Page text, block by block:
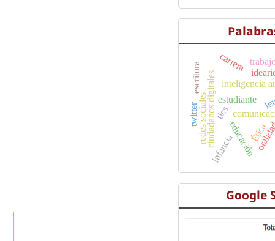
educación
inteligencia
tics
ciudadanos digitales
redes sociales
escritura
twitter
infancia
estudiante
carrera
Ética
Google